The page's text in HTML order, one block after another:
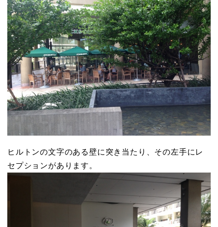
ヒルトンの文字のある壁に突き当たり、その左手にレ
セプションがあります。